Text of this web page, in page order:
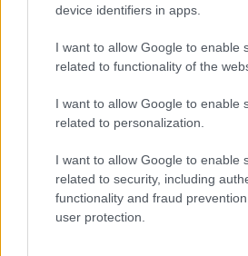
device identifiers in apps.
I want to allow Google to enable
related to functionality of the
I want to allow Google to enable
related to personalization.
I want to allow Google to enable
related to security, including
functionality and fraud
user protection.
időjárás és egészség figyelem!
étkezés Dr.LA lovon esőben
Ajánlott bejegyzések: